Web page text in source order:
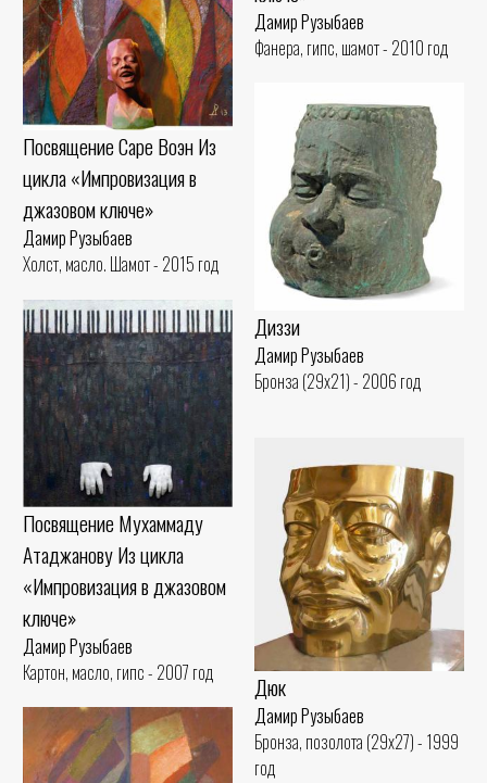
Дамир Рузыбаев
Фанера, гипс, шамот - 2010 год
Посвящение Саре Воэн Из
цикла «Импровизация в
джазовом ключе»
Дамир Рузыбаев
Холст, масло. Шамот - 2015 год
Диззи
Дамир Рузыбаев
Бронза (29x21) - 2006 год
Посвящение Мухаммаду
Атаджанову Из цикла
«Импровизация в джазовом
ключе»
Дамир Рузыбаев
Картон, масло, гипс - 2007 год
Дюк
Дамир Рузыбаев
Бронза, позолота (29x27) - 1999
год